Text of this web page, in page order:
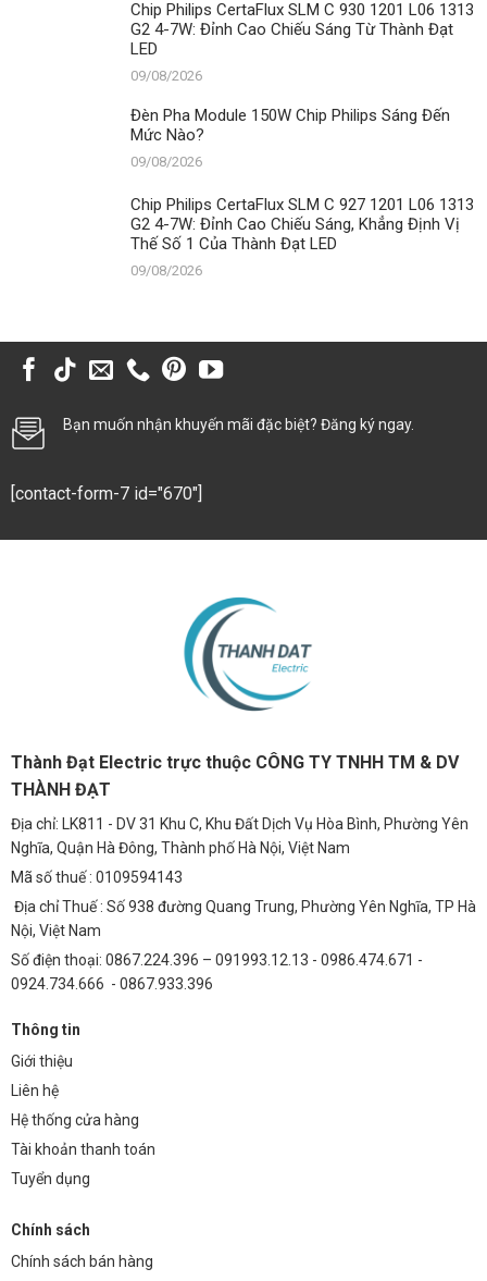
Chip Philips CertaFlux SLM C 930 1201 L06 1313
G2 4-7W: Đỉnh Cao Chiếu Sáng Từ Thành Đạt
LED
09/08/2026
Đèn Pha Module 150W Chip Philips Sáng Đến
Mức Nào?
09/08/2026
Chip Philips CertaFlux SLM C 927 1201 L06 1313
G2 4-7W: Đỉnh Cao Chiếu Sáng, Khẳng Định Vị
Thế Số 1 Của Thành Đạt LED
09/08/2026
Bạn muốn nhận khuyến mãi đặc biệt? Đăng ký ngay.
[contact-form-7 id="670"]
Thành Đạt Electric trực thuộc CÔNG TY TNHH TM & DV
THÀNH ĐẠT
Địa chỉ: LK811 - DV 31 Khu C, Khu Đất Dịch Vụ Hòa Bình, Phường Yên
Nghĩa, Quận Hà Đông, Thành phố Hà Nội, Việt Nam
Mã số thuế : 0109594143
Địa chỉ Thuế : Số 938 đường Quang Trung, Phường Yên Nghĩa, TP Hà
Nội, Việt Nam
Số điện thoại: 0867.224.396 – 091993.12.13 - 0986.474.671 -
0924.734.666 - 0867.933.396
Thông tin
Giới thiệu
Liên hệ
Hệ thống cửa hàng
Tài khoản thanh toán
Tuyển dụng
Chính sách
Chính sách bán hàng